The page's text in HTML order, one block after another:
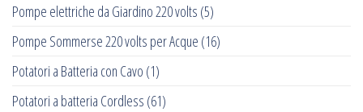
Pompe elettriche da Giardino 220 volts (5)
Pompe Sommerse 220 volts per Acque (16)
Potatori a Batteria con Cavo (1)
Potatori a batteria Cordless (61)